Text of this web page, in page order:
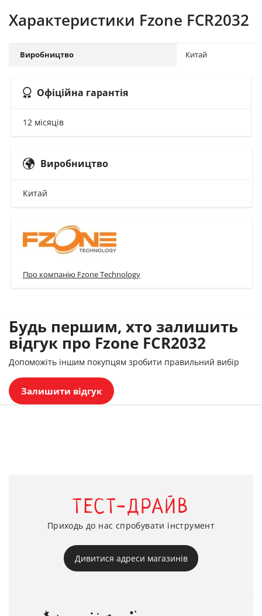
Характеристики Fzone FCR2032
Виробництво Китай
Офіційна гарантія
12 місяців
Виробництво
Китай
Про компанію Fzone Technology
Будь першим, хто залишить
відгук про Fzone FCR2032
Допоможіть іншим покупцям зробити правильний вибір
Залишити відгук
ТЕСТ-ДРАЙВ
Приходь до нас спробувати інструмент
Дивитися адреси магазинів